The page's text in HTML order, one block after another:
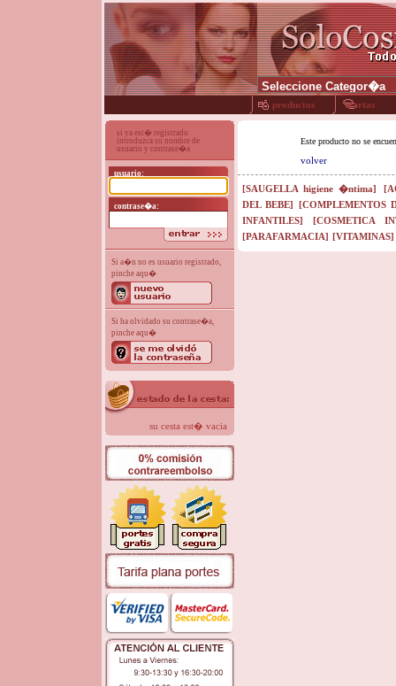
productos ofertas
si ya est� registrado
introduzca su nombre de
usuario y contrase�a
usuario:
contrase�a:
Si a�n no es usuario registrado,
pinche aqu�
Si ha olvidado su contrase�a,
pinche aqu�
su cesta est� vacia
Este producto no se
volver
[SAUGELLA higiene �ntima]
DEL BEBE]
[COMPLEMENTOS
INFANTILES]
[COSMETICA
[PARAFARMACIA] [VITAMINAS]